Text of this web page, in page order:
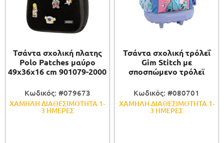
Τσάντα σχολική πλατης
Polo Patches μαύρο
49x36x16 cm 901079-2000
Κωδικός: #079673
ΧΑΜΗΛΗ ΔΙΑΘΕΣΙΜΟΤΗΤΑ 1-
3 ΗΜΕΡΕΣ
Τσάντα σχολική τρόλεΐ
Gim Stitch με
σποσπώμενο τρόλεϊ
Κωδικός: #080701
ΧΑΜΗΛΗ ΔΙΑΘΕΣΙΜΟΤΗΤΑ 1-
3 ΗΜΕΡΕΣ